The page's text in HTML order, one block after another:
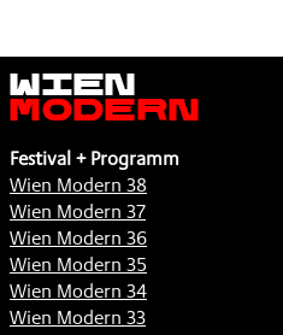
Wien
Modern
Festival + Programm
Wien Modern 38
Wien Modern 37
Wien Modern 36
Wien Modern 35
Wien Modern 34
Wien Modern 33